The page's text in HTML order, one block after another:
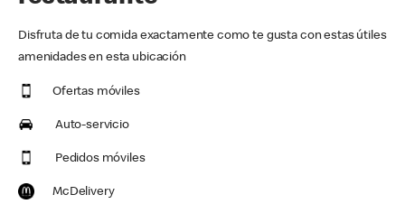
Disfruta de tu comida exactamente como te gusta con estas útiles
amenidades en esta ubicación
Ofertas móviles
Auto-servicio
Pedidos móviles
McDelivery